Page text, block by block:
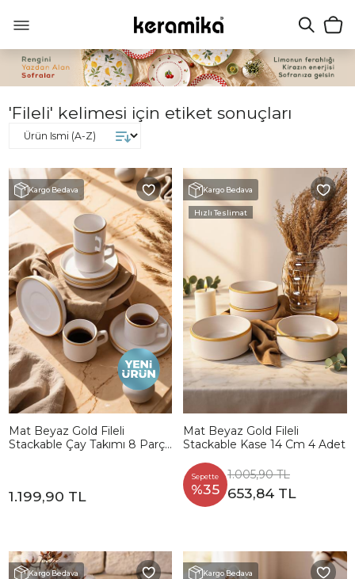
'Fileli' kelimesi için etiket sonuçları
Kargo Bedava
Mat Beyaz Gold Fileli
Stackable Çay Takımı 8 Parça
1.199,90 TL
Kargo Bedava
Hızlı Teslimat
Mat Beyaz Gold Fileli
Stackable Kase 14 Cm 4 Adet
Sepette
%35
1.005,90 TL
653,84 TL
Kargo Bedava Kargo Bedava